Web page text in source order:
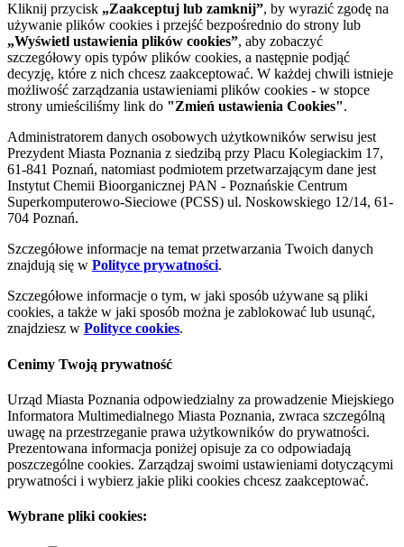
Kliknij przycisk „Zaakceptuj lub zamknij”, by wyrazić zgodę na
używanie plików cookies i przejść bezpośrednio do strony lub
„Wyświetl ustawienia plików cookies”, aby zobaczyć
szczegółowy opis typów plików cookies, a następnie podjąć
decyzję, które z nich chcesz zaakceptować. W każdej chwili istnieje
możliwość zarządzania ustawieniami plików cookies - w stopce
strony umieściliśmy link do "Zmień ustawienia Cookies".
Administratorem danych osobowych użytkowników serwisu jest
Prezydent Miasta Poznania z siedzibą przy Placu Kolegiackim 17,
61-841 Poznań, natomiast podmiotem przetwarzającym dane jest
Instytut Chemii Bioorganicznej PAN - Poznańskie Centrum
Superkomputerowo-Sieciowe (PCSS) ul. Noskowskiego 12/14, 61-
704 Poznań.
Szczegółowe informacje na temat przetwarzania Twoich danych
znajdują się w Polityce prywatności.
Szczegółowe informacje o tym, w jaki sposób używane są pliki
cookies, a także w jaki sposób można je zablokować lub usunąć,
znajdziesz w Polityce cookies.
Cenimy Twoją prywatność
Urząd Miasta Poznania odpowiedzialny za prowadzenie Miejskiego
Informatora Multimedialnego Miasta Poznania, zwraca szczególną
uwagę na przestrzeganie prawa użytkowników do prywatności.
Prezentowana informacja poniżej opisuje za co odpowiadają
poszczególne cookies. Zarządzaj swoimi ustawieniami dotyczącymi
prywatności i wybierz jakie pliki cookies chcesz zaakceptować.
Wybrane pliki cookies: